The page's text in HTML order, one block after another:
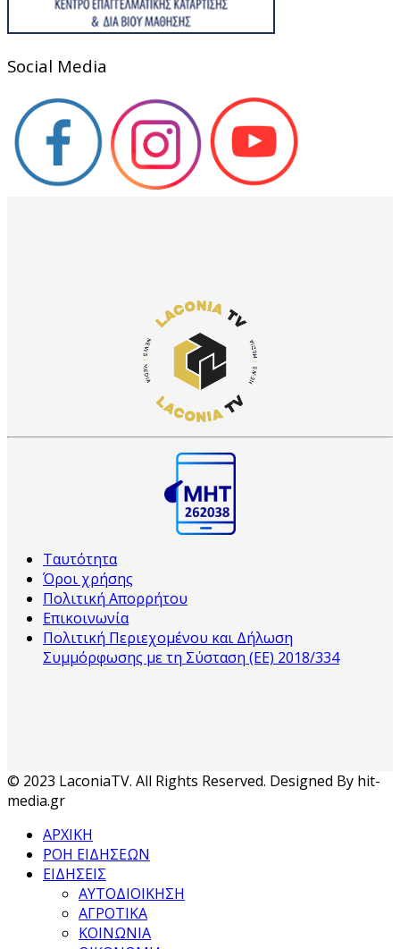
Social Media
Ταυτότητα
Όροι χρήσης
Πολιτική Απορρήτου
Επικοινωνία
Πολιτική Περιεχομένου και Δήλωση
Συμμόρφωσης με τη Σύσταση (ΕΕ) 2018/334
© 2023 LaconiaTV. All Rights Reserved. Designed By hit-
media.gr
ΑΡΧΙΚΗ
ΡΟΗ ΕΙΔΗΣΕΩΝ
ΕΙΔΗΣΕΙΣ
ΑΥΤΟΔΙΟΙΚΗΣΗ
ΑΓΡΟΤΙΚΑ
ΚΟΙΝΩΝΙΑ